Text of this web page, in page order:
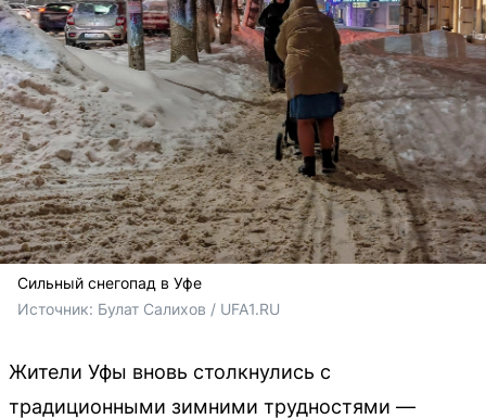
Сильный снегопад в Уфе
Источник: Булат Салихов / UFA1.RU
Жители Уфы вновь столкнулись с
традиционными зимними трудностями —